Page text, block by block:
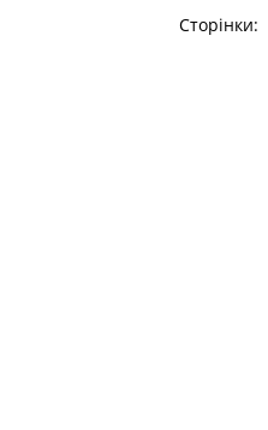
Сторінки: